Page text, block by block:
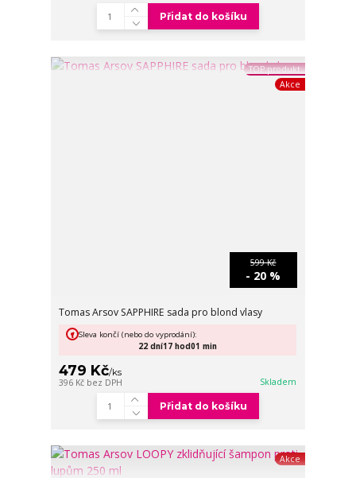
Přidat do košíku
TOP produkt
Akce
599 Kč
- 20 %
Tomas Arsov SAPPHIRE sada pro blond vlasy
479 Kč/ks
396 Kč bez DPH Skladem
Sleva končí (nebo do vyprodání):
22 dní17 hod01 min
Přidat do košíku
Akce